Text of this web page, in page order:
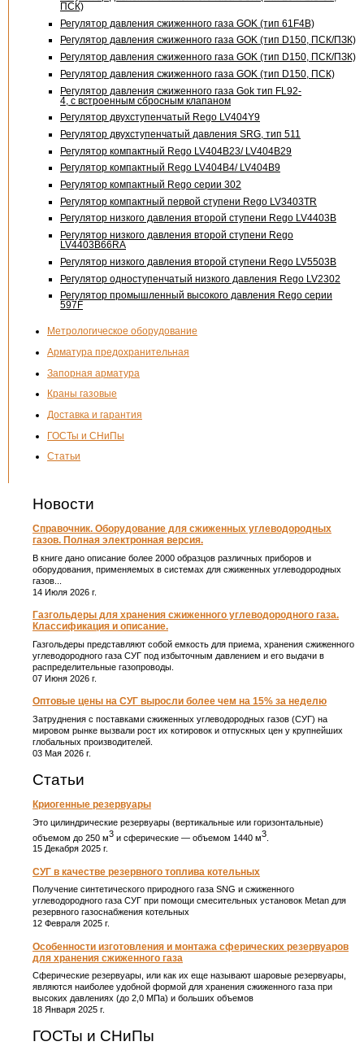
ПСК)
Регулятор давления сжиженного газа GOK (тип 61F4B)
Регулятор давления сжиженного газа GOK (тип D150, ПСК/ПЗК)
Регулятор давления сжиженного газа GOK (тип D150, ПСК/ПЗК)
Регулятор давления сжиженного газа GOK (тип D150, ПСК)
Регулятор давления сжиженного газа Gok тип FL92-
4, с встроенным сбросным клапаном
Регулятор двухступенчатый Rego LV404Y9
Регулятор двухступенчатый давления SRG, тип 511
Регулятор компактный Rego LV404B23/ LV404B29
Регулятор компактный Rego LV404B4/ LV404B9
Регулятор компактный Rego серии 302
Регулятор компактный первой ступени Rego LV3403TR
Регулятор низкого давления второй ступени Rego LV4403B
Регулятор низкого давления второй ступени Rego
LV4403B66RA
Регулятор низкого давления второй ступени Rego LV5503B
Регулятор одноступенчатый низкого давления Rego LV2302
Регулятор промышленный высокого давления Rego серии
597F
Метрологическое оборудование
Арматура предохранительная
Запорная арматура
Краны газовые
Доставка и гарантия
ГОСТы и СНиПы
Статьи
Новости
Справочник. Оборудование для сжиженных углеводородных
газов. Полная электронная версия.
В книге дано описание более 2000 образцов различных приборов и
оборудования, применяемых в системах для сжиженных углеводородных
газов...
14 Июля 2026 г.
Газгольдеры для хранения сжиженного углеводородного газа.
Классификация и описание.
Газгольдеры представляют собой емкость для приема, хранения сжиженного
углеводородного газа СУГ под избыточным давлением и его выдачи в
распределительные газопроводы.
07 Июня 2026 г.
Оптовые цены на СУГ выросли более чем на 15% за неделю
Затруднения с поставками сжиженных углеводородных газов (СУГ) на
мировом рынке вызвали рост их котировок и отпускных цен у крупнейших
глобальных производителей.
03 Мая 2026 г.
Статьи
Криогенные резервуары
Это цилиндрические резервуары (вертикальные или горизонтальные)
объемом до 250 м3 и сферические ― объемом 1440 м3
15 Декабря 2025 г.
СУГ в качестве резервного топлива котельных
Получение синтетического природного газа SNG и сжиженного
углеводородного газа СУГ при помощи смесительных установок Metan для
резервного газоснабжения котельных
12 Февраля 2025 г.
Особенности изготовления и монтажа сферических резервуаров
для хранения сжиженного газа
Сферические резервуары, или как их еще называют шаровые резервуары,
являются наиболее удобной формой для хранения сжиженного газа при
высоких давлениях (до 2,0 МПа) и больших объемов
18 Января 2025 г.
ГОСТы и СНиПы